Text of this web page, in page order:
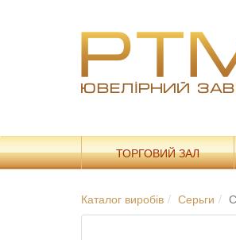
ТОРГОВИЙ ЗАЛ
Каталог виробів Серьги